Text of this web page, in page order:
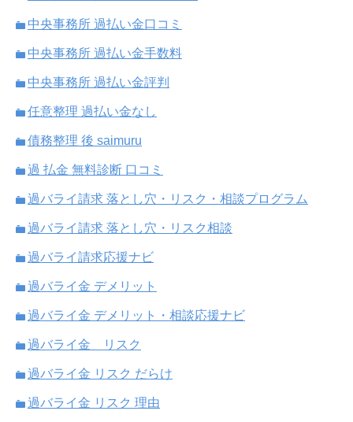
中央事務所 過払い金口コミ
中央事務所 過払い金手数料
中央事務所 過払い金評判
任意整理 過払い金なし
債務整理 後 saimuru
過 払金 無料診断 口コミ
過バライ請求 落とし穴・リスク・相談プログラム
過バライ請求 落とし穴・リスク相談
過バライ請求応援ナビ
過バライ金 デメリット
過バライ金 デメリット・相談応援ナビ
過バライ金 リスク
過バライ金 リスク だらけ
過バライ金 リスク 理由